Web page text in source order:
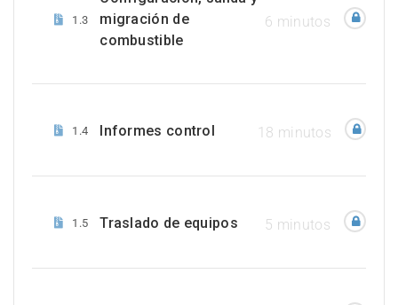
1.3
migración de
combustible
6 minutos
1.4 Informes control 18 minutos
1.5 Traslado de equipos 5 minutos